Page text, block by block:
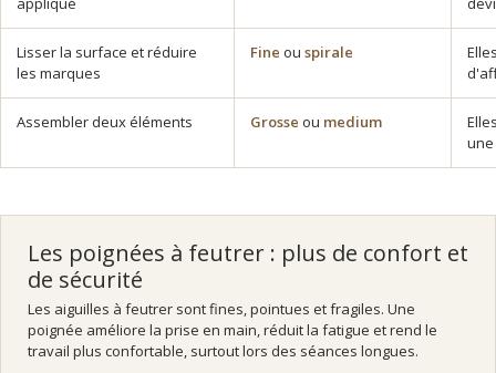
Lisser la surface et réduire
les marques
Fine ou spirale
Assembler deux éléments Grosse ou medium
Les poignées à feutrer : plus de confort et
de sécurité
Les aiguilles à feutrer sont fines, pointues et fragiles. Une
poignée améliore la prise en main, réduit la fatigue et rend le
travail plus confortable, surtout lors des séances longues.